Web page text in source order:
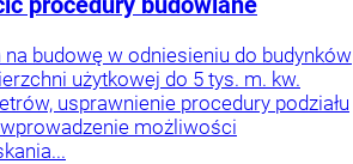
budowę w odniesieniu do budynków
użytkowej do 5 tys. m. kw.
usprawnienie procedury podziału
możliwości